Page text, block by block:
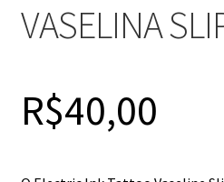
VASELINA
R$40,00